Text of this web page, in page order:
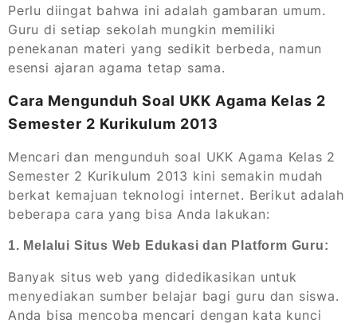
Perlu diingat bahwa ini adalah gambaran umum.
Guru di setiap sekolah mungkin memiliki
penekanan materi yang sedikit berbeda, namun
esensi ajaran agama tetap sama.
Cara Mengunduh Soal UKK Agama Kelas 2
Semester 2 Kurikulum 2013
Mencari dan mengunduh soal UKK Agama Kelas 2
Semester 2 Kurikulum 2013 kini semakin mudah
berkat kemajuan teknologi internet. Berikut adalah
beberapa cara yang bisa Anda lakukan:
1. Melalui Situs Web Edukasi dan Platform Guru:
Banyak situs web yang didedikasikan untuk
menyediakan sumber belajar bagi guru dan siswa.
Anda bisa mencoba mencari dengan kata kunci